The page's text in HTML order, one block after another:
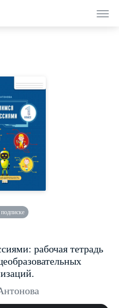
рабочая тетрадь